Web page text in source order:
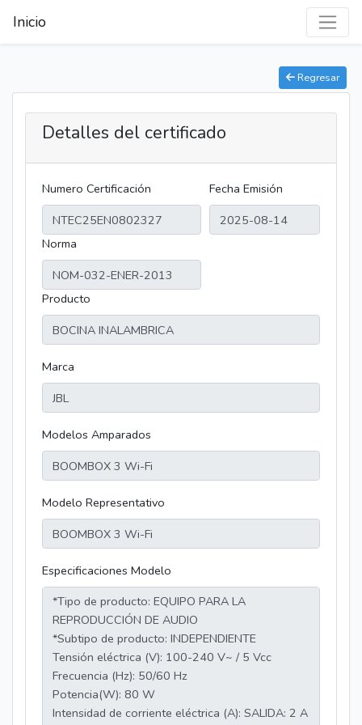
Inicio
Regresar
Detalles del certificado
Numero Certificación Fecha Emisión
Norma
Producto
Marca
Modelos Amparados
Modelo Representativo
Especificaciones Modelo